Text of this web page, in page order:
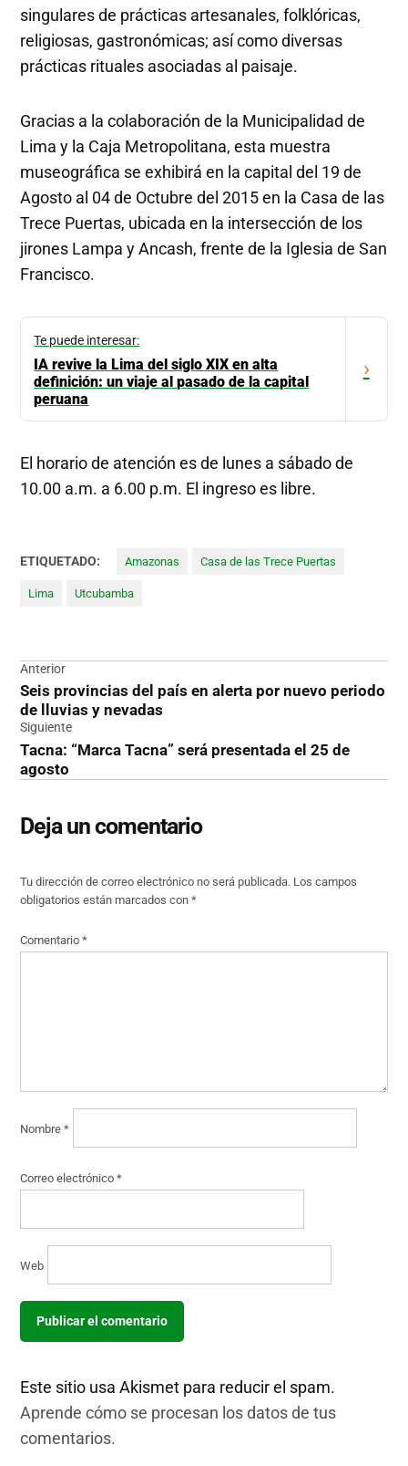
singulares de prácticas artesanales, folklóricas,
religiosas, gastronómicas; así como diversas
prácticas rituales asociadas al paisaje.
Gracias a la colaboración de la Municipalidad de
Lima y la Caja Metropolitana, esta muestra
museográfica se exhibirá en la capital del 19 de
Agosto al 04 de Octubre del 2015 en la Casa de las
Trece Puertas, ubicada en la intersección de los
jirones Lampa y Ancash, frente de la Iglesia de San
Francisco.
Te puede interesar:
IA revive la Lima del siglo XIX en alta
definición: un viaje al pasado de la capital
peruana
›
El horario de atención es de lunes a sábado de
10.00 a.m. a 6.00 p.m. El ingreso es libre.
ETIQUETADO: Amazonas Casa de las Trece Puertas
Lima Utcubamba
Navegación
de
entradas
Anterior
Seis provincias del país en alerta por nuevo periodo
de lluvias y nevadas
Siguiente
Tacna: “Marca Tacna” será presentada el 25 de
agosto
Deja un comentario
Tu dirección de correo electrónico no será publicada. Los campos
obligatorios están marcados con*
Comentario*
Nombre*
Correo electrónico*
Web
Este sitio usa Akismet para reducir el spam.
Aprende cómo se procesan los datos de tus
comentarios.